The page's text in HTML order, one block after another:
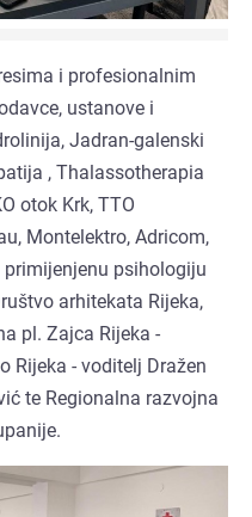
i profesionalnim
ustanove i
Jadran-galenski
, Thalassotherapia
otok Krk, TTO
Montelektro, Adricom,
primijenjenu psihologiju
arhitekata Rijeka,
pl. Zajca Rijeka -
Rijeka - voditelj Dražen
te Regionalna razvojna